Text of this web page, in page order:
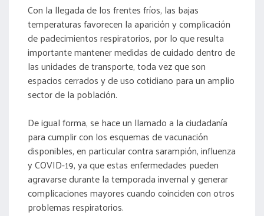
Con la llegada de los frentes fríos, las bajas
temperaturas favorecen la aparición y complicación
de padecimientos respiratorios, por lo que resulta
importante mantener medidas de cuidado dentro de
las unidades de transporte, toda vez que son
espacios cerrados y de uso cotidiano para un amplio
sector de la población.
De igual forma, se hace un llamado a la ciudadanía
para cumplir con los esquemas de vacunación
disponibles, en particular contra sarampión, influenza
y COVID-19, ya que estas enfermedades pueden
agravarse durante la temporada invernal y generar
complicaciones mayores cuando coinciden con otros
problemas respiratorios.